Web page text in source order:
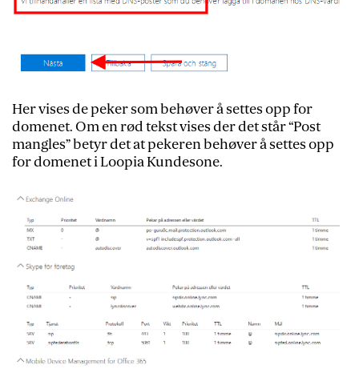
Her vises de peker som behøver å settes opp for
domenet. Om en rød tekst vises der det står “Post
mangles” betyr det at pekeren behøver å settes opp
for domenet i Loopia Kundesone.